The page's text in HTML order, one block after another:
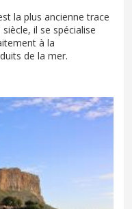
la plus ancienne trace
siècle, il se spécialise
à la
de la mer.